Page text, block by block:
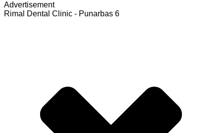
Advertisement
Rimal Dental Clinic - Punarbas 6